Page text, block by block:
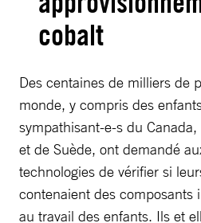
cobalt
Des centaines de milliers de
monde, y compris des
sympathisant-e-s du Canada,
et de Suède, ont demandé
technologies de vérifier si
contenaient des composants
au travail des enfants. Ils et